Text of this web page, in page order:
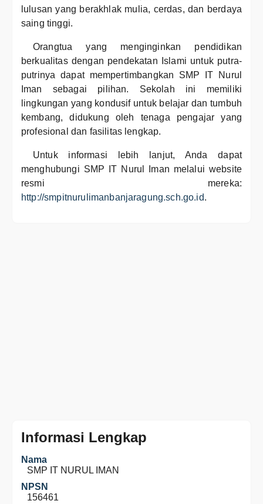
lulusan yang berakhlak mulia, cerdas, dan berdaya
saing tinggi.
Orangtua yang menginginkan pendidikan
berkualitas dengan pendekatan Islami untuk putra-
putrinya dapat mempertimbangkan SMP IT Nurul
Iman sebagai pilihan. Sekolah ini memiliki
lingkungan yang kondusif untuk belajar dan tumbuh
kembang, didukung oleh tenaga pengajar yang
profesional dan fasilitas lengkap.
Untuk informasi lebih lanjut, Anda dapat
menghubungi SMP IT Nurul Iman melalui website
resmi mereka:
http://smpitnurulimanbanjaragung.sch.go.id.
Informasi Lengkap
Nama
SMP IT NURUL IMAN
NPSN
156461